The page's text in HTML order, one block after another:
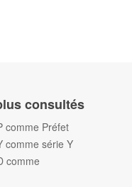
consultés
comme Préfet
comme série Y
comme